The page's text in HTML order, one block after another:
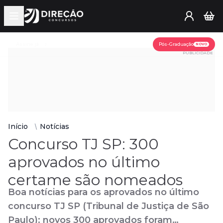
Open main menu
Pós-Graduação NOVO
PUBLICIDADE
Início Notícias
Concurso TJ SP: 300
aprovados no último
certame são nomeados
Boa notícias para os aprovados no último
concurso TJ SP (Tribunal de Justiça de São
Paulo): novos 300 aprovados foram